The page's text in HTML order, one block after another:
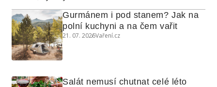
Gurmánem i pod stanem? Jak na
polní kuchyni a na čem vařit
21. 07. 2026Vaření.cz
Salát nemusí chutnat celé léto